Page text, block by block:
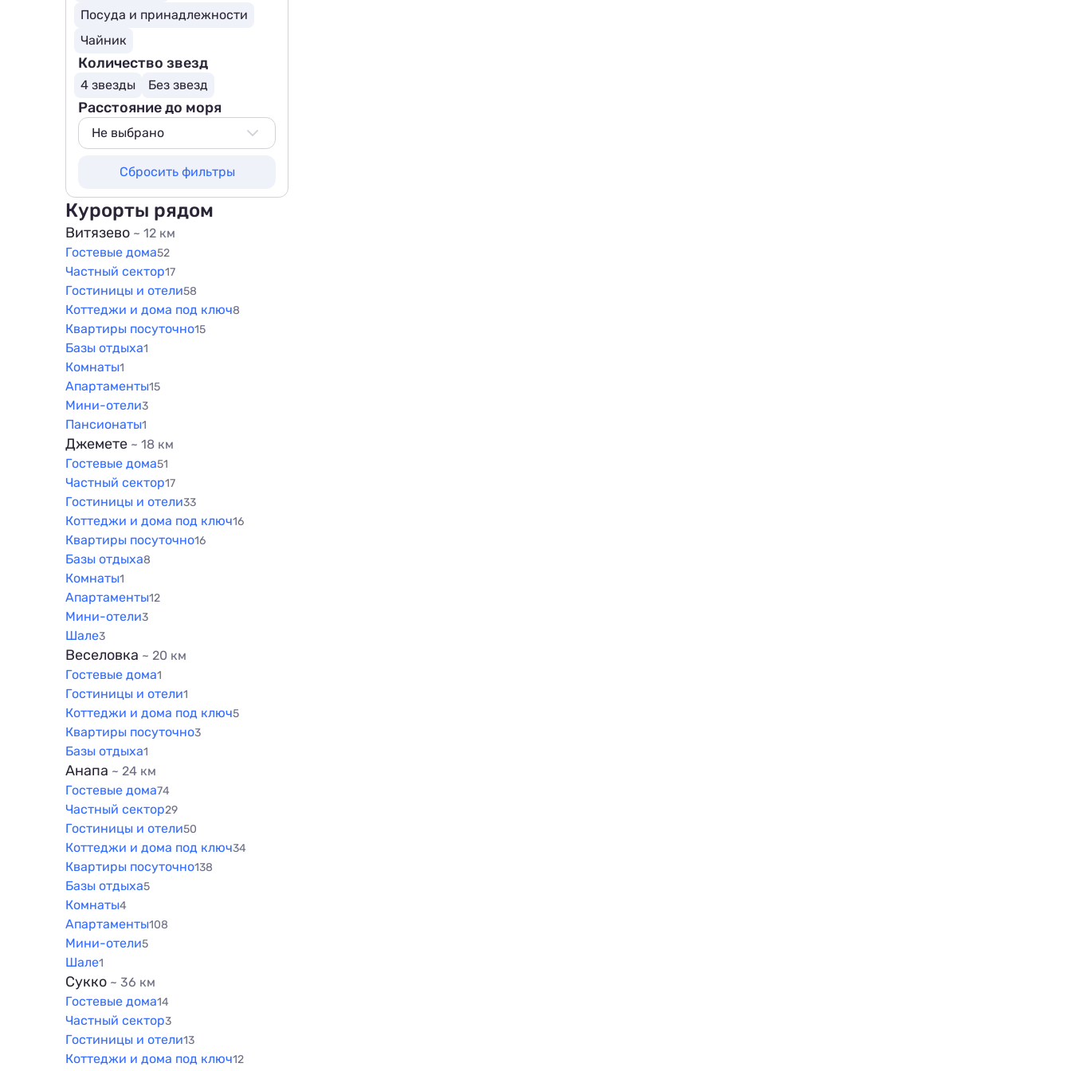
Посуда и принадлежности
Чайник
Количество звезд
4 звезды Без звезд
Расстояние до моря
Не выбрано
100 м
200 м
500 м
800 м
1000 м
Сбросить фильтры
Курорты рядом
Витязево ~ 12 км
Гостевые дома52
Частный сектор17
Гостиницы и отели58
Коттеджи и дома под ключ8
Квартиры посуточно15
Базы отдыха1
Комнаты1
Апартаменты15
Мини-отели3
Пансионаты1
Джемете ~ 18 км
Гостевые дома51
Частный сектор17
Гостиницы и отели33
Коттеджи и дома под ключ16
Квартиры посуточно16
Базы отдыха8
Комнаты1
Апартаменты12
Мини-отели3
Шале3
Веселовка ~ 20 км
Гостевые дома1
Гостиницы и отели1
Коттеджи и дома под ключ5
Квартиры посуточно3
Базы отдыха1
Анапа ~ 24 км
Гостевые дома74
Частный сектор29
Гостиницы и отели50
Коттеджи и дома под ключ34
Квартиры посуточно138
Базы отдыха5
Комнаты4
Апартаменты108
Мини-отели5
Шале1
Сукко ~ 36 км
Гостевые дома14
Частный сектор3
Гостиницы и отели13
Коттеджи и дома под ключ12